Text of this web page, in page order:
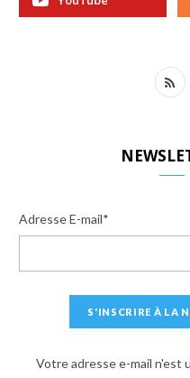
R
Adresse E-mail*
Votre adresse e-mail n'est